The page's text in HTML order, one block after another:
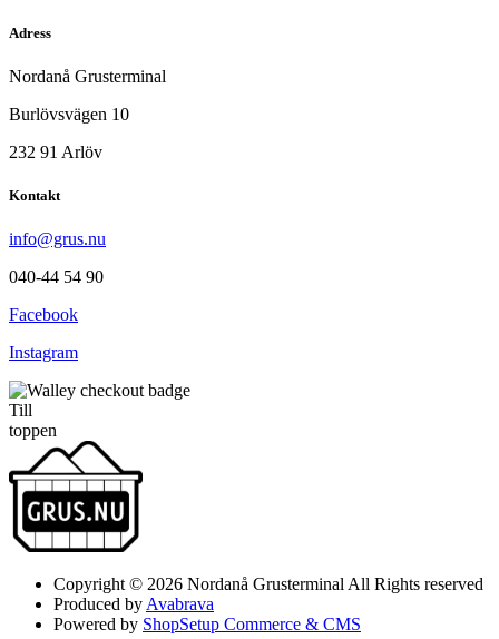
Adress
Nordanå Grusterminal
Burlövsvägen 10
232 91 Arlöv
Kontakt
info@grus.nu
040-44 54 90
Facebook
Instagram
Till
toppen
Copyright © 2026 Nordanå Grusterminal All Rights reserved
Produced byAvabrava
Powered by ShopSetup Commerce & CMS